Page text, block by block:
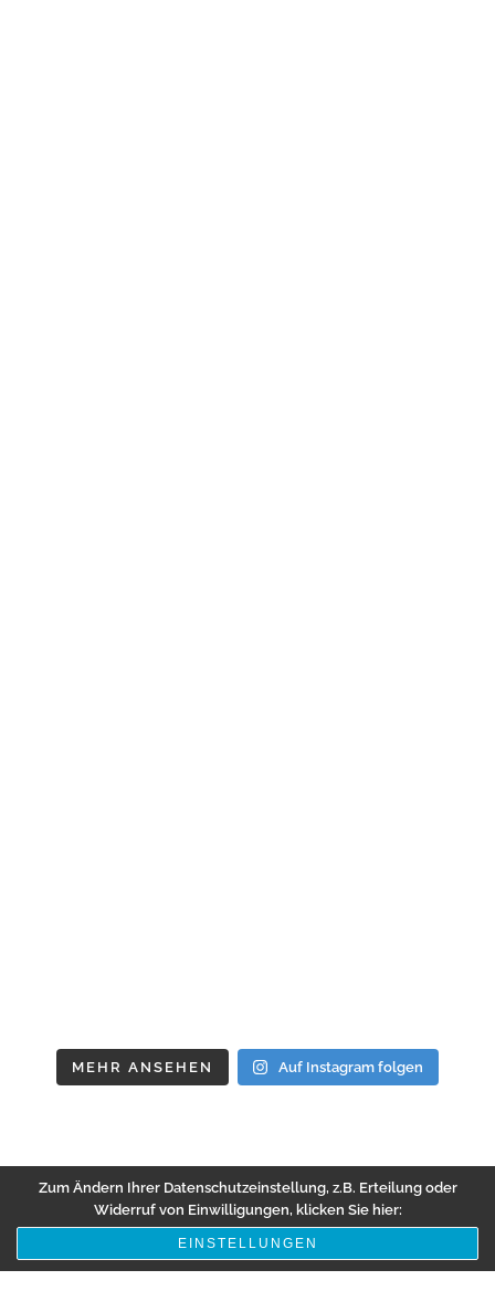
MEHR ANSEHEN Auf Instagram folgen
Zum Ändern Ihrer Datenschutzeinstellung, z.B. Erteilung oder
Widerruf von Einwilligungen, klicken Sie hier:
EINSTELLUNGEN